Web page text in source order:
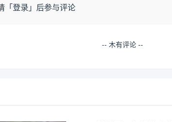
「 登录 」后参与评论
-- 木有评论 --